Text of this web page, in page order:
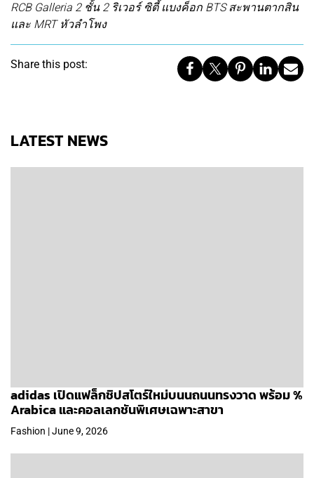
RCB Galleria 2 ชั้น 2 ริเวอร์ ซิตี้ แบงค็อก BTS สะพานตากสิน
และ MRT หัวลำโพง
Share this post:
LATEST NEWS
adidas เปิดแฟล็กชิปสโตร์ใหม่บนนถนนทรงวาด พร้อม %
Arabica และคอลเลกชันพิเศษเฉพาะสาขา
Fashion | June 9, 2026